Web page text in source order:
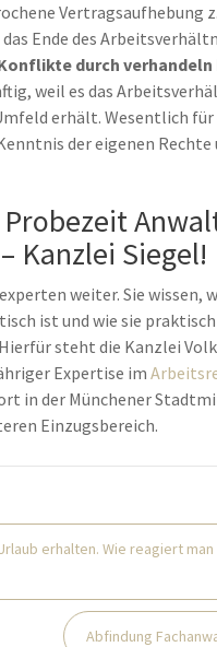
Vertragsaufhebung
Ende des
durch
weil es das
erhält. Wesentlich für
der eigenen Rechte
Kanzlei Siegel!
weiter. Sie wissen,
ist und wie sie praktisch
steht die Kanzlei
Expertise im
in der Münchener
Einzugsbereich.
erhalten. Wie reagiert man
Abfindung